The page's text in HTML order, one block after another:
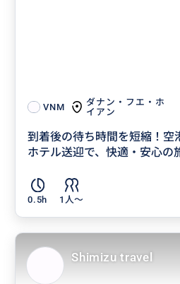
VNM
ダナン・フエ・ホ
イアン
到着後の待ち時間を短縮！空
ホテル送迎で、快適・安心の
0.5h 1人〜
Shimizu travel